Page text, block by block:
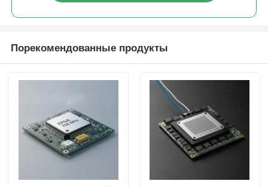
Порекомендованные продукты